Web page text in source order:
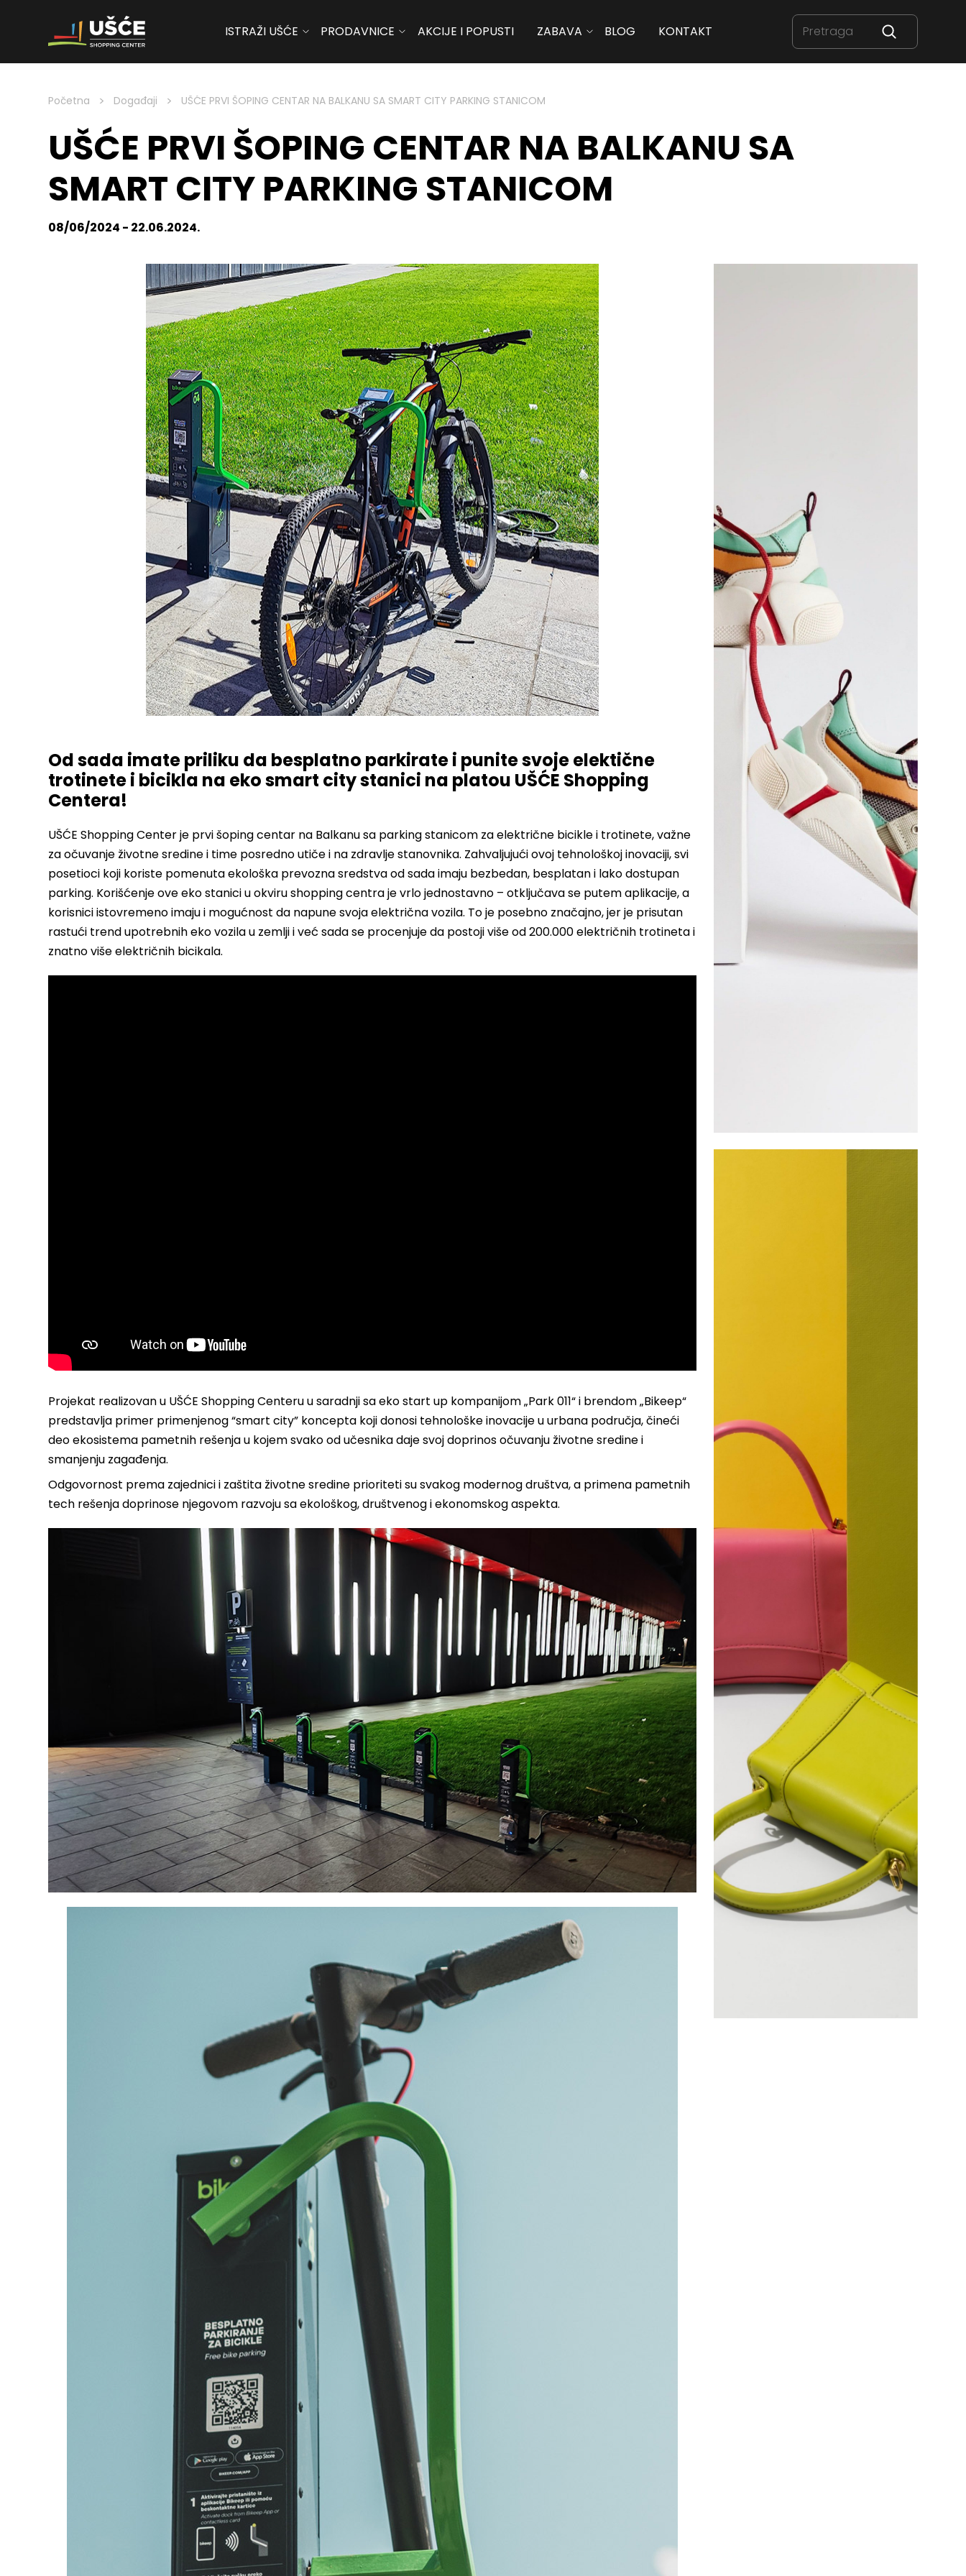
Skip to content
ISTRAŽI UŠĆE PRODAVNICE AKCIJE I POPUSTI ZABAVA BLOG KONTAKT
Početna > Događaji > UŠĆE PRVI ŠOPING CENTAR NA BALKANU SA SMART CITY PARKING STANICOM
UŠĆE PRVI ŠOPING CENTAR NA BALKANU SA
SMART CITY PARKING STANICOM
08/06/2024 - 22.06.2024.
Od sada imate priliku da besplatno parkirate i punite svoje elektične
trotinete i bicikla na eko smart city stanici na platou UŠĆE Shopping
Centera!
UŠĆE Shopping Center je prvi šoping centar na Balkanu sa parking stanicom za električne bicikle i trotinete, važne
za očuvanje životne sredine i time posredno utiče i na zdravlje stanovnika. Zahvaljujući ovoj tehnološkoj inovaciji, svi
posetioci koji koriste pomenuta ekološka prevozna sredstva od sada imaju bezbedan, besplatan i lako dostupan
parking. Korišćenje ove eko stanici u okviru shopping centra je vrlo jednostavno – otključava se putem aplikacije, a
korisnici istovremeno imaju i mogućnost da napune svoja električna vozila. To je posebno značajno, jer je prisutan
rastući trend upotrebnih eko vozila u zemlji i već sada se procenjuje da postoji više od 200.000 električnih trotineta i
znatno više električnih bicikala.
Projekat realizovan u UŠĆE Shopping Centeru u saradnji sa eko start up kompanijom „Park 011“ i brendom „Bikeep“
predstavlja primer primenjenog “smart city” koncepta koji donosi tehnološke inovacije u urbana područja, čineći
deo ekosistema pametnih rešenja u kojem svako od učesnika daje svoj doprinos očuvanju životne sredine i
smanjenju zagađenja.
Odgovornost prema zajednici i zaštita životne sredine prioriteti su svakog modernog društva, a primena pametnih
tech rešenja doprinose njegovom razvoju sa ekološkog, društvenog i ekonomskog aspekta.